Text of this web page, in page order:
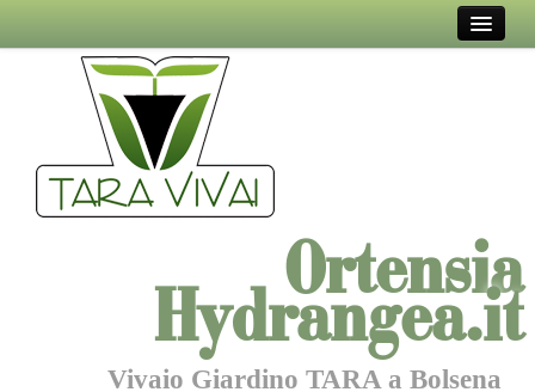
VIVAIO TARA
EVENTI E MOSTRE
IN TAVOLA
COL PENNELLO
DOVE SIAMO
CONTATTI
Ortensia
Hydrangea.it
Vivaio Giardino TARA a Bolsena